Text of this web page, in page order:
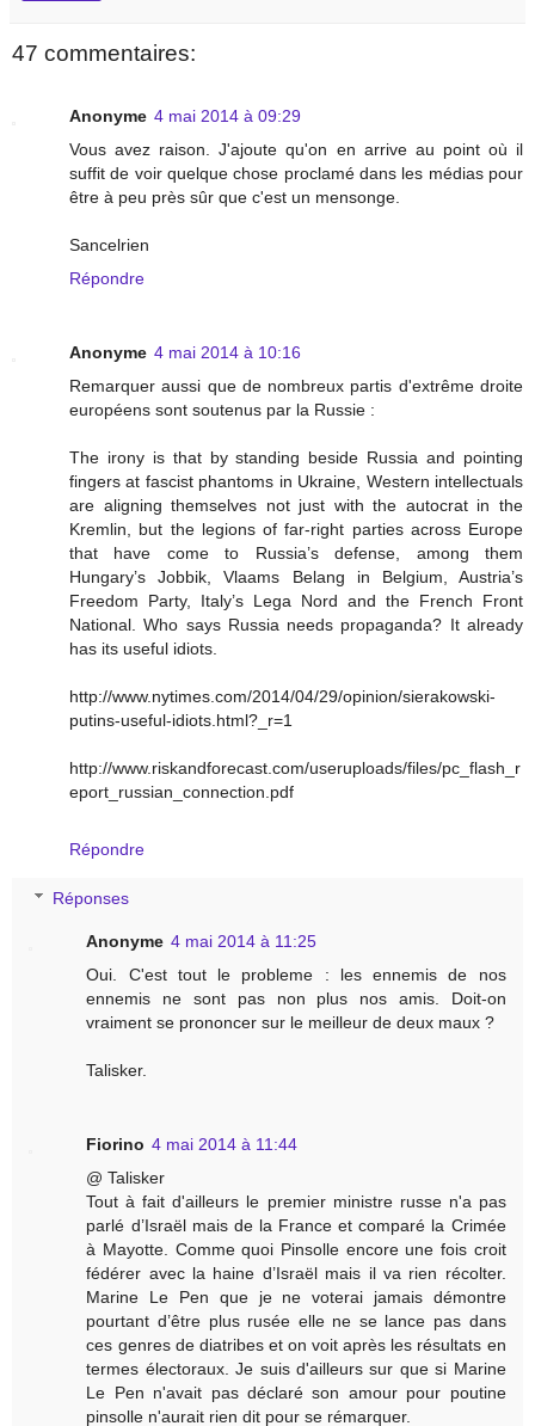
47 commentaires:
Anonyme 4 mai 2014 à 09:29
Vous avez raison. J'ajoute qu'on en arrive au point où il
suffit de voir quelque chose proclamé dans les médias pour
être à peu près sûr que c'est un mensonge.
Sancelrien
Répondre
Anonyme 4 mai 2014 à 10:16
Remarquer aussi que de nombreux partis d'extrême droite
européens sont soutenus par la Russie :
The irony is that by standing beside Russia and pointing
fingers at fascist phantoms in Ukraine, Western intellectuals
are aligning themselves not just with the autocrat in the
Kremlin, but the legions of far-right parties across Europe
that have come to Russia’s defense, among them
Hungary’s Jobbik, Vlaams Belang in Belgium, Austria’s
Freedom Party, Italy’s Lega Nord and the French Front
National. Who says Russia needs propaganda? It already
has its useful idiots.
http://www.nytimes.com/2014/04/29/opinion/sierakowski-
putins-useful-idiots.html?_r=1
http://www.riskandforecast.com/useruploads/files/pc_flash_r
eport_russian_connection.pdf
Répondre
Réponses
Anonyme 4 mai 2014 à 11:25
Oui. C'est tout le probleme : les ennemis de nos
ennemis ne sont pas non plus nos amis. Doit-on
vraiment se prononcer sur le meilleur de deux maux ?
Talisker.
Fiorino 4 mai 2014 à 11:44
@ Talisker
Tout à fait d'ailleurs le premier ministre russe n'a pas
parlé d’Israël mais de la France et comparé la Crimée
à Mayotte. Comme quoi Pinsolle encore une fois croit
fédérer avec la haine d’Israël mais il va rien récolter.
Marine Le Pen que je ne voterai jamais démontre
pourtant d’être plus rusée elle ne se lance pas dans
ces genres de diatribes et on voit après les résultats en
termes électoraux. Je suis d'ailleurs sur que si Marine
Le Pen n'avait pas déclaré son amour pour poutine
pinsolle n'aurait rien dit pour se rémarquer.